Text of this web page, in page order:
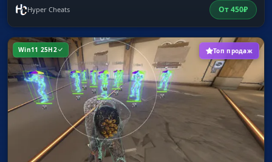
Hyper Cheats От450₽
Win11 25H2 Топ продаж